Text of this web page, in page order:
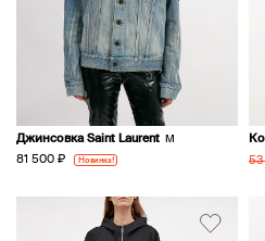
Джинсовка Saint Laurent M
81 500 ₽ Новинка! 53